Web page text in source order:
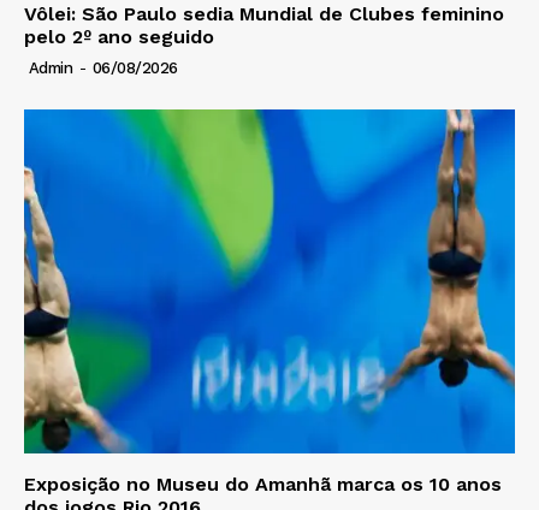
Vôlei: São Paulo sedia Mundial de Clubes feminino
pelo 2º ano seguido
Admin - 06/08/2026
Exposição no Museu do Amanhã marca os 10 anos